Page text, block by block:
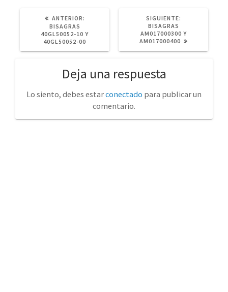
ANTERIOR:
BISAGRAS
40GL50052-10 Y
40GL50052-00
SIGUIENTE:
BISAGRAS
AM017000300 Y
AM017000400
Deja una respuesta
Lo siento, debes estarconectado para publicar un
comentario.